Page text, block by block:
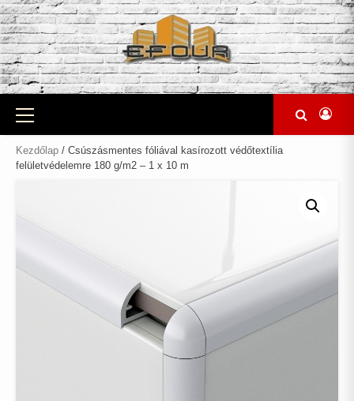
Skip
to
content
Primary
Menu
Kezdőlap / Csúszásmentes fóliával kasírozott védőtextília
felületvédelemre 180 g/m2 – 1 x 10 m